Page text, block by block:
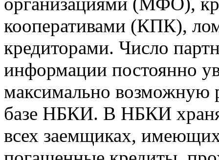
кооперативами (КПК),
кредиторами. Число
информации постоянно
максимально возможную
базе НБКИ. В НБКИ
всех заемщиках,